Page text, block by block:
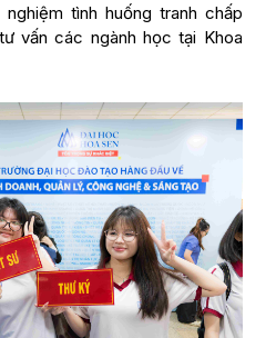
tình huống tranh chấp
vấn các ngành học tại Khoa